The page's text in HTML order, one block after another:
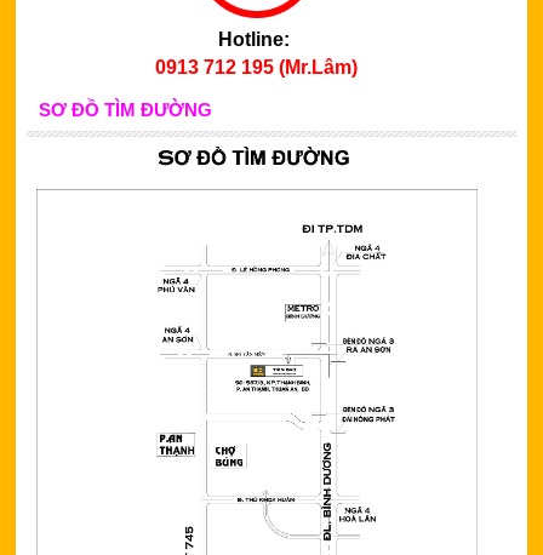
Hotline:
0913 712 195 (Mr.Lâm)
SƠ ĐỒ TÌM ĐƯỜNG